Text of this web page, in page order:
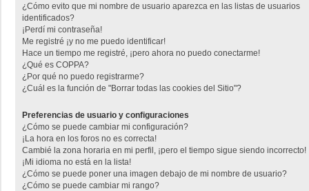
¿Cómo evito que mi nombre de usuario aparezca en las listas de usuarios
identificados?
¡Perdí mi contraseña!
Me registré ¡y no me puedo identificar!
Hace un tiempo me registré, ¡pero ahora no puedo conectarme!
¿Qué es COPPA?
¿Por qué no puedo registrarme?
¿Cuál es la función de "Borrar todas las cookies del Sitio"?
Preferencias de usuario y configuraciones
¿Cómo se puede cambiar mi configuración?
¡La hora en los foros no es correcta!
Cambié la zona horaria en mi perfil, ¡pero el tiempo sigue siendo incorrecto!
¡Mi idioma no está en la lista!
¿Cómo se puede poner una imagen debajo de mi nombre de usuario?
¿Cómo se puede cambiar mi rango?